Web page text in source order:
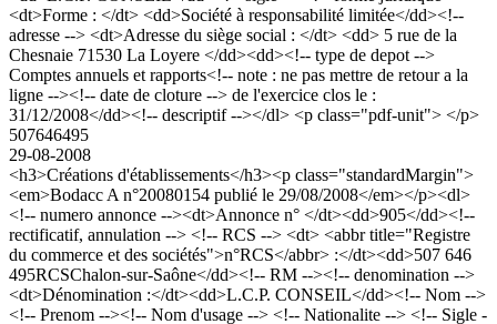
<dt>Forme : </dt> <dd>Société à responsabilité limitée</dd><!--
adresse --> <dt>Adresse du siège social : </dt> <dd> 5 rue de la
Chesnaie 71530 La Loyere </dd><dd><!-- type de depot -->
Comptes annuels et rapports<!-- note : ne pas mettre de retour a la
ligne --><!-- date de cloture --> de l'exercice clos le :
31/12/2008</dd><!-- descriptif --></dl> <p class="pdf-unit"> </p>
507646495
29-08-2008
<h3>Créations d'établissements</h3><p class="standardMargin">
<em>Bodacc A n°20080154 publié le 29/08/2008</em></p><dl>
<!-- numero annonce --><dt>Annonce n° </dt><dd>905</dd><!--
rectificatif, annulation --> <!-- RCS --> <dt> <abbr title="Registre
du commerce et des sociétés">n°RCS</abbr> :</dt><dd>507 646
495RCSChalon-sur-Saône</dd><!-- RM --><!-- denomination -->
<dt>Dénomination :</dt><dd>L.C.P. CONSEIL</dd><!-- Nom -->
<!-- Prenom --><!-- Nom d'usage --> <!-- Nationalite --> <!-- Sigle -